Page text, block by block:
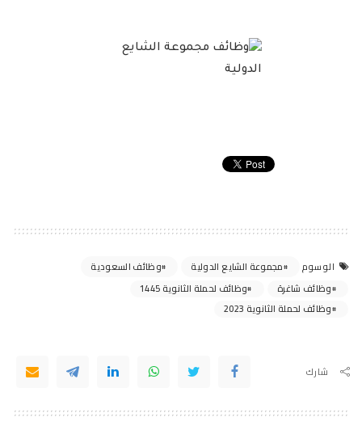
الوسوم مجموعة الشايع الدولية
وظائف السعودية
وظائف شاغرة
وظائف لحملة الثانوية 1445
وظائف لحملة الثانوية 2023
شارك